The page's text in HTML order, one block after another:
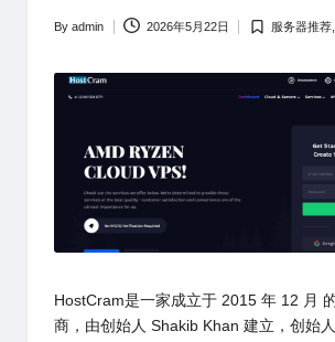
Posted
By admin 2026年5月22日
Posted
服务器推荐
HostCram是一家成立于 2015 年 12 月
商，由创始人 Shakib Khan 建立，创始人